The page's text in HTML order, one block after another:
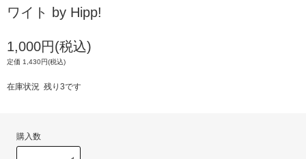
ワイト by Hipp!
1,000円(税込)
定価 1,430円(税込)
在庫状況 残り3です
購入数